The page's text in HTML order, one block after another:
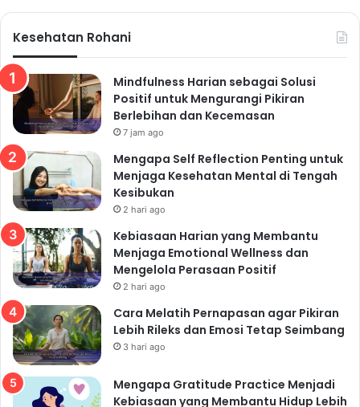
Kesehatan Rohani
Mindfulness Harian sebagai Solusi
Positif untuk Mengurangi Pikiran
Berlebihan dan Kecemasan
7 jam ago
Mengapa Self Reflection Penting untuk
Menjaga Kesehatan Mental di Tengah
Kesibukan
2 hari ago
Kebiasaan Harian yang Membantu
Menjaga Emotional Wellness dan
Mengelola Perasaan Positif
2 hari ago
Cara Melatih Pernapasan agar Pikiran
Lebih Rileks dan Emosi Tetap Seimbang
3 hari ago
Mengapa Gratitude Practice Menjadi
Kebiasaan yang Membantu Hidup Lebih